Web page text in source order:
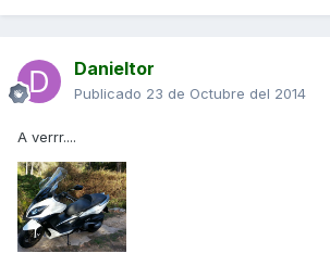
Danieltor
Publicado 23 de Octubre del 2014
A verrr....